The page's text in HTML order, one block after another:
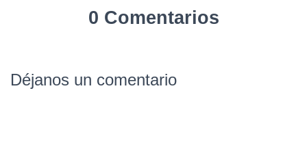
0 Comentarios
Déjanos un comentario